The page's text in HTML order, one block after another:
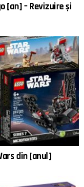
[an] – Revizuire și
din [anul]